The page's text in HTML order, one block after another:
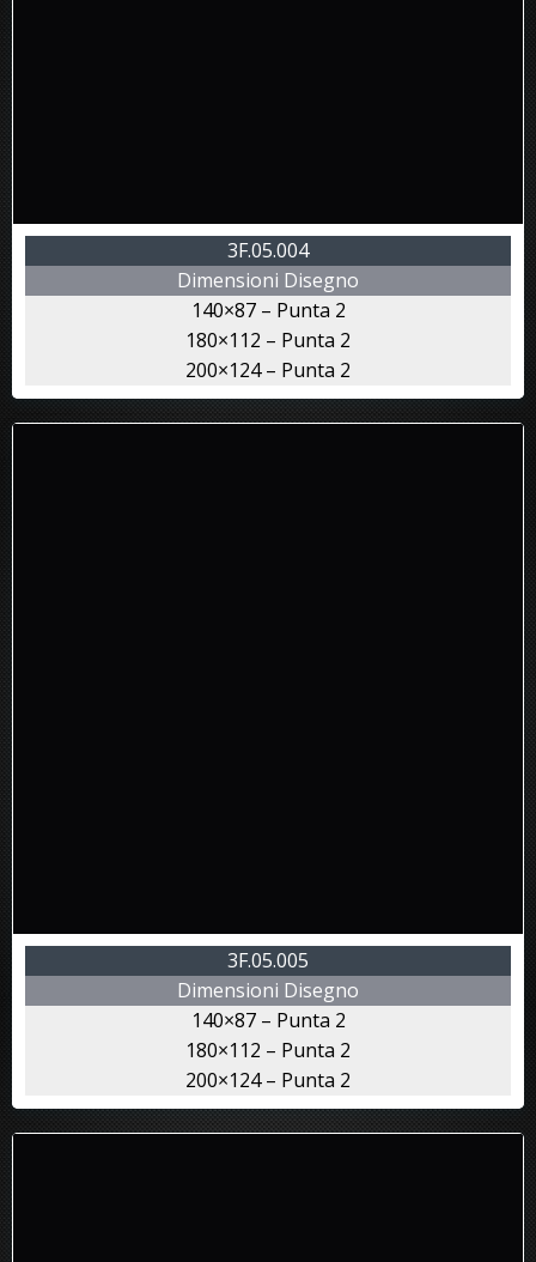
3F.05.004
Dimensioni Disegno
140×87 – Punta 2
180×112 – Punta 2
200×124 – Punta 2
3F.05.005
Dimensioni Disegno
140×87 – Punta 2
180×112 – Punta 2
200×124 – Punta 2